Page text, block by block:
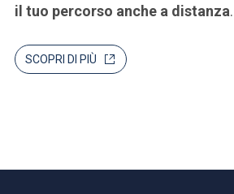
il tuo percorso anche a distanza.
SCOPRI DI PIÙ